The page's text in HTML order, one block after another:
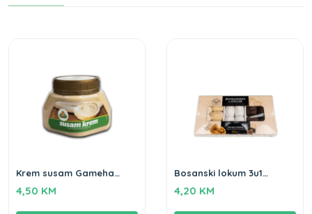
Krem susam Gameha
4,50 KM
Bosanski lokum 3u1
4,20 KM